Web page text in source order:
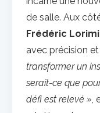
de salle. Aux
Frédéric
avec précision
transformer un
serait-ce que
défi est relevé »,